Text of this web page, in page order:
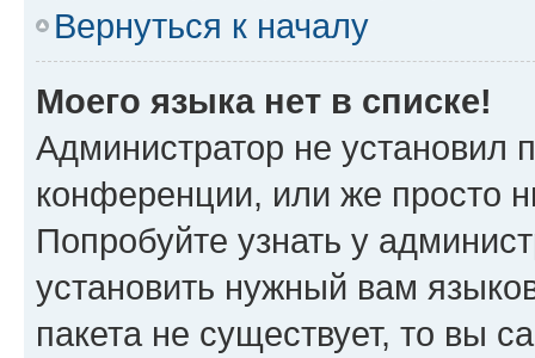
Вернуться к началу
Моего языка нет в списке!
Администратор не установил
конференции, или же просто
Попробуйте узнать у
установить нужный вам
пакета не существует, то вы